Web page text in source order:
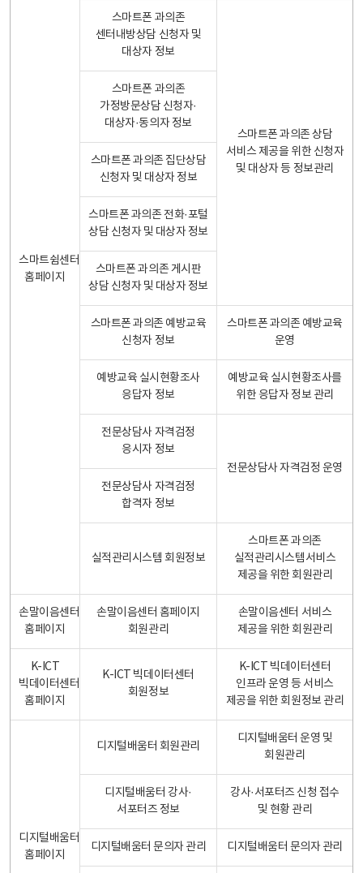
스마트쉼센터
홈페이지
스마트폰 과의존
센터내방상담 신청자 및
대상자 정보
스마트폰 과의존 상담
서비스 제공을 위한 신청자
및 대상자 등 정보관리
스마트폰 과의존
가정방문상담 신청자·
대상자·동의자 정보
스마트폰 과의존 집단상담
신청자 및 대상자 정보
스마트폰 과의존 전화·포털
상담 신청자 및 대상자 정보
스마트폰 과의존 게시판
상담 신청자 및 대상자 정보
스마트폰 과의존 예방교육
신청자 정보
스마트폰 과의존 예방교육
운영
예방교육 실시현황조사
응답자 정보
예방교육 실시현황조사를
위한 응답자 정보 관리
전문상담사 자격검정
응시자 정보
전문상담사 자격검정 운영
전문상담사 자격검정
합격자 정보
실적관리시스템 회원정보
스마트폰 과의존
실적관리시스템서비스
제공을 위한 회원관리
손말이음센터
홈페이지
손말이음센터 홈페이지
회원관리
손말이음센터 서비스
제공을 위한 회원관리
K-ICT
빅데이터센터
홈페이지
K-ICT 빅데이터센터
회원정보
K-ICT 빅데이터센터
인프라 운영 등 서비스
제공을 위한 회원정보 관리
디지털배움터
홈페이지
디지털배움터 회원관리
디지털배움터 운영 및
회원관리
디지털배움터 강사·
서포터즈 정보
강사·서포터즈 신청 접수
및 현황 관리
디지털배움터 문의자 관리 디지털배움터 문의자 관리